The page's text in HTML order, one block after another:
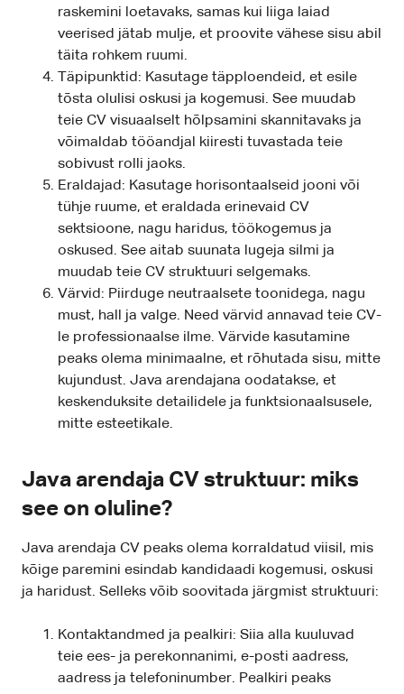
raskemini loetavaks, samas kui liiga laiad
veerised jätab mulje, et proovite vähese sisu abil
täita rohkem ruumi.
Täpipunktid: Kasutage täpploendeid, et esile
tõsta olulisi oskusi ja kogemusi. See muudab
teie CV visuaalselt hõlpsamini skannitavaks ja
võimaldab tööandjal kiiresti tuvastada teie
sobivust rolli jaoks.
Eraldajad: Kasutage horisontaalseid jooni või
tühje ruume, et eraldada erinevaid CV
sektsioone, nagu haridus, töökogemus ja
oskused. See aitab suunata lugeja silmi ja
muudab teie CV struktuuri selgemaks.
Värvid: Piirduge neutraalsete toonidega, nagu
must, hall ja valge. Need värvid annavad teie CV-
le professionaalse ilme. Värvide kasutamine
peaks olema minimaalne, et rõhutada sisu, mitte
kujundust. Java arendajana oodatakse, et
keskenduksite detailidele ja funktsionaalsusele,
mitte esteetikale.
Java arendaja CV struktuur: miks
see on oluline?
Java arendaja CV peaks olema korraldatud viisil, mis
kõige paremini esindab kandidaadi kogemusi, oskusi
ja haridust. Selleks võib soovitada järgmist struktuuri:
Kontaktandmed ja pealkiri: Siia alla kuuluvad
teie ees- ja perekonnanimi, e-posti aadress,
aadress ja telefoninumber. Pealkiri peaks